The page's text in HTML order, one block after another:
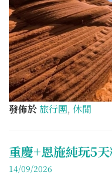
發佈於 旅行團, 休閒
重慶+恩施純玩5
14/09/2026